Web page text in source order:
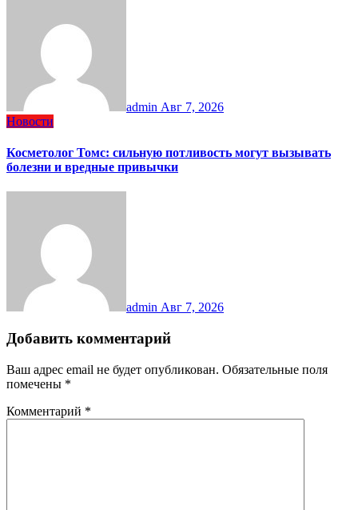
admin Авг 7, 2026
Новости
Косметолог Томс: сильную потливость могут вызывать
болезни и вредные привычки
admin Авг 7, 2026
Добавить комментарий
Ваш адрес email не будет опубликован. Обязательные поля
помечены *
Комментарий *